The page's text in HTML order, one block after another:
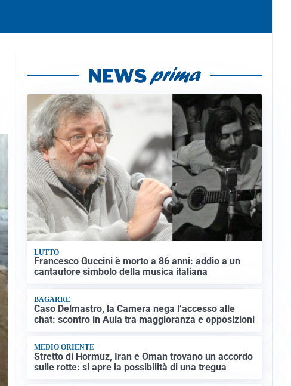
LUTTO
Francesco Guccini è morto a 86 anni: addio a un
cantautore simbolo della musica italiana
BAGARRE
Caso Delmastro, la Camera nega l’accesso alle
chat: scontro in Aula tra maggioranza e opposizioni
MEDIO ORIENTE
Stretto di Hormuz, Iran e Oman trovano un accordo
sulle rotte: si apre la possibilità di una tregua